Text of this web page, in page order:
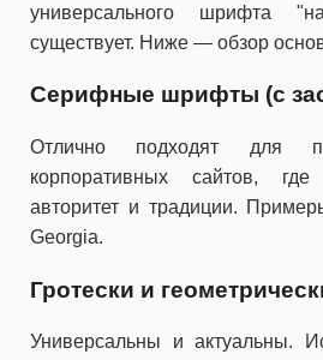
универсального шрифта
существует. Ниже — обзор
Серифные шрифты (с
Отлично подходят для
корпоративных сайтов,
авторитет и традиции.
Georgia.
Гротески и
Универсальны и актуальны.